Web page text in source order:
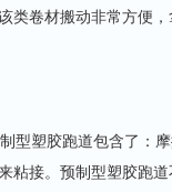
类卷材搬动非常方便
型塑胶跑道包含了：摩
粘接。预制型塑胶跑